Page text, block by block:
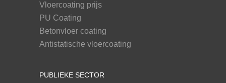
Vloercoating prijs
PU Coating
Betonvloer coating
Antistatische vloercoating
PUBLIEKE SECTOR